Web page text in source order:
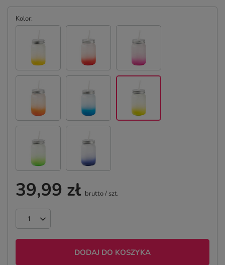
Kolor
39,99 zł brutto/ szt.
DODAJ DO KOSZYKA